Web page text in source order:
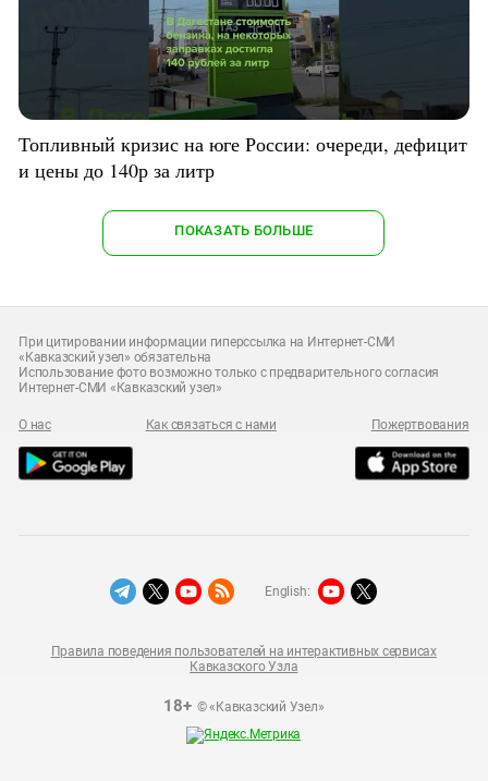
Топливный кризис на юге России: очереди, дефицит
и цены до 140р за литр
ПОКАЗАТЬ БОЛЬШЕ
При цитировании информации гиперссылка на Интернет-СМИ
«Кавказский узел» обязательна
Использование фото возможно только с предварительного согласия
Интернет-СМИ «Кавказский узел»
О нас Как связаться с нами Пожертвования
18+© «Кавказский Узел»
Правила поведения пользователей на интерактивных сервисах
Кавказского Узла
English: